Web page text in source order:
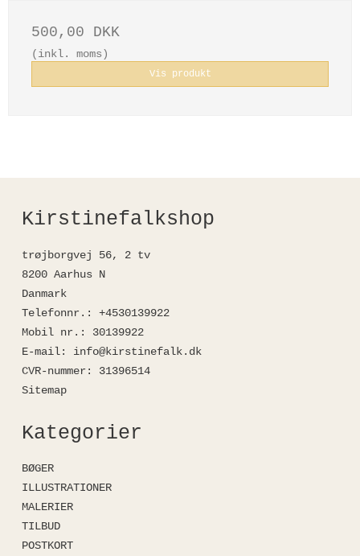
500,00 DKK
(inkl. moms)
Vis produkt
Kirstinefalkshop
trøjborgvej 56, 2 tv
8200 Aarhus N
Danmark
Telefonnr. :
+4530139922
Mobil nr. :
30139922
E-mail:
info@kirstinefalk.dk
CVR-nummer:
31396514
Sitemap
Kategorier
BØGER
ILLUSTRATIONER
MALERIER
TILBUD
POSTKORT